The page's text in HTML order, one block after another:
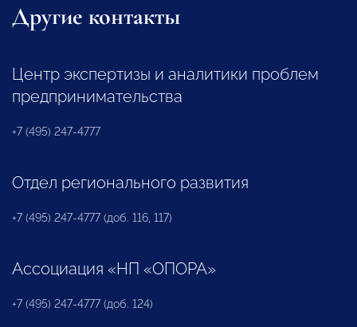
Другие контакты
Центр экспертизы и аналитики проблем
предпринимательства
+7 (495) 247-4777
Отдел регионального развития
+7 (495) 247-4777 (доб. 116, 117)
Ассоциация «НП «ОПОРА»
+7 (495) 247-4777 (доб. 124)